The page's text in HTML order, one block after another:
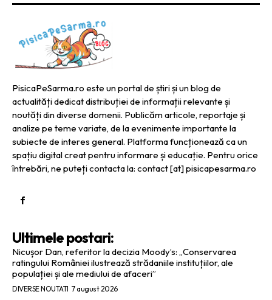
PisicaPeSarma.ro este un portal de știri și un blog de
actualități dedicat distribuției de informații relevante și
noutăți din diverse domenii. Publicăm articole, reportaje și
analize pe teme variate, de la evenimente importante la
subiecte de interes general. Platforma funcționează ca un
spațiu digital creat pentru informare și educație. Pentru orice
întrebări, ne puteți contacta la: contact [at] pisicapesarma.ro
Ultimele postari:
Nicușor Dan, referitor la decizia Moody’s: „Conservarea
ratingului României ilustrează strădaniile instituțiilor, ale
populației și ale mediului de afaceri”
DIVERSE NOUTATI 7 august 2026